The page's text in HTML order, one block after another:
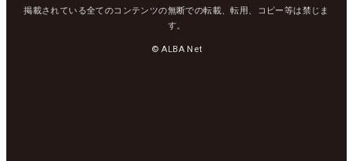
掲載されている全てのコンテンツの無断での転載、転用、コピー等は禁じま
す。
© ALBA Net